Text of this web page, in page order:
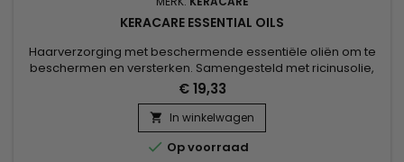
KERACARE ESSENTIAL OILS
Haarverzorging met beschermende essentiële oliën om te
beschermen en versterken. Samengesteld met ricinusolie,
kokosolie, jojobablaadextract en aloë vera, ideaal om het
haar te voeden en te versterken. Ricinusolie bevordert de
haargroei en versterkt het haar dankzij de essentiële
vetzuren. Kokosolie, rijk aan verzadigde vetzuren, zorgt voor
een diepe...
€ 19,33
 In winkelwagen
 Op voorraad